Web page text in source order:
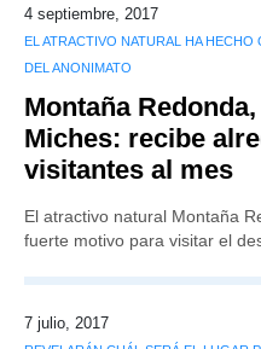
4 septiembre, 2017
EL ATRACTIVO NATURAL HA
DEL ANONIMATO
Montaña
Miches: recibe
visitantes al mes
El atractivo natural Montaña
fuerte motivo para visitar el
7 julio, 2017